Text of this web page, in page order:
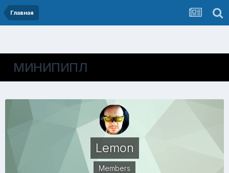
Главная
МИНИПИПЛ
Lemon
Members